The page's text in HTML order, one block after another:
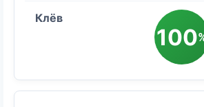
100